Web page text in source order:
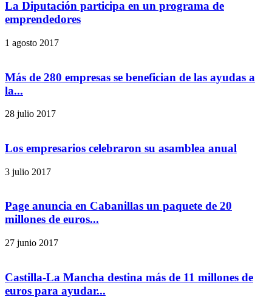
La Diputación participa en un programa de
emprendedores
1 agosto 2017
Más de 280 empresas se benefician de las ayudas a
la...
28 julio 2017
Los empresarios celebraron su asamblea anual
3 julio 2017
Page anuncia en Cabanillas un paquete de 20
millones de euros...
27 junio 2017
Castilla-La Mancha destina más de 11 millones de
euros para ayudar...